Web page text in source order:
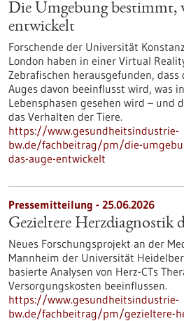
Die Umgebung bestimmt,
entwickelt
Forschende der Universität
London haben in einer Virtual
Zebrafischen herausgefunden,
Auges davon beeinflusst wird, was
Lebensphasen gesehen wird – und
das Verhalten der Tiere.
https://www.gesundheitsindustrie-
bw.de/fachbeitrag/pm/die-
das-auge-entwickelt
Pressemitteilung - 25.06.2026
Gezieltere Herzdiagnostik
Neues Forschungsprojekt an der
Mannheim der Universität
basierte Analysen von Herz-CTs
Versorgungskosten beeinflussen.
https://www.gesundheitsindustrie-
bw.de/fachbeitrag/pm/gezieltere-